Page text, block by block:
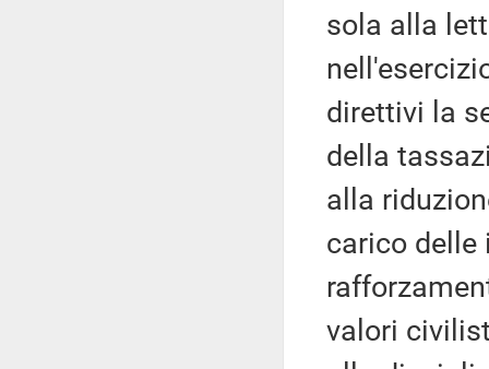
sola alla
direttivi la
della
alla
carico delle
valori